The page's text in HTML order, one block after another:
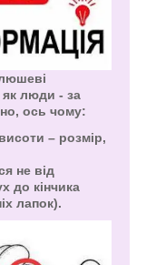
люди - за
ось чому:
– розмір,
не від
до кінчика
лапок).